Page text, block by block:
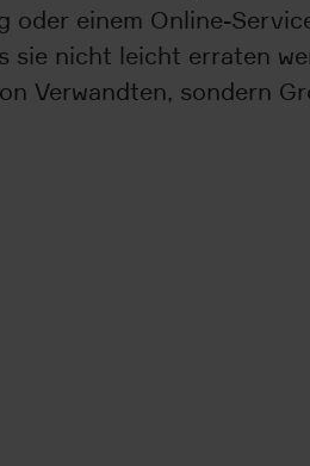
einem Online-
sie nicht leicht erraten
Verwandten, sondern